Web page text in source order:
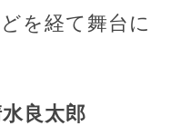
を経て舞台に
良太郎